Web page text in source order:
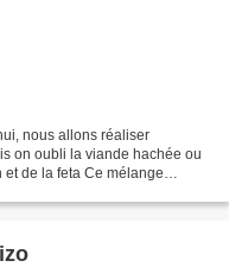
nous allons réaliser
on oubli la viande hachée ou
et de la feta Ce mélange